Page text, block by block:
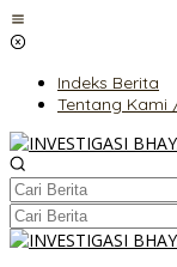
Lewati
ke
Indeks Berita
Tentang Kami